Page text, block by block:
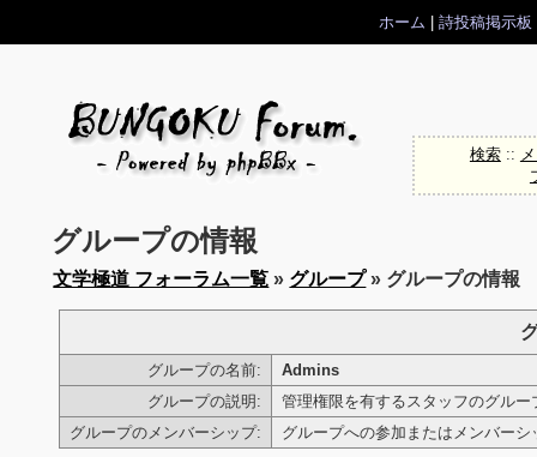
ホーム 詩投稿掲示板
検索::
グループの情報
文学極道 フォーラム一覧 » グループ» グループの情報
グループの名前:
Admins
グループの説明:
管理権限を有するスタッフのグルー
グループのメンバーシップ:
グループへの参加またはメンバー